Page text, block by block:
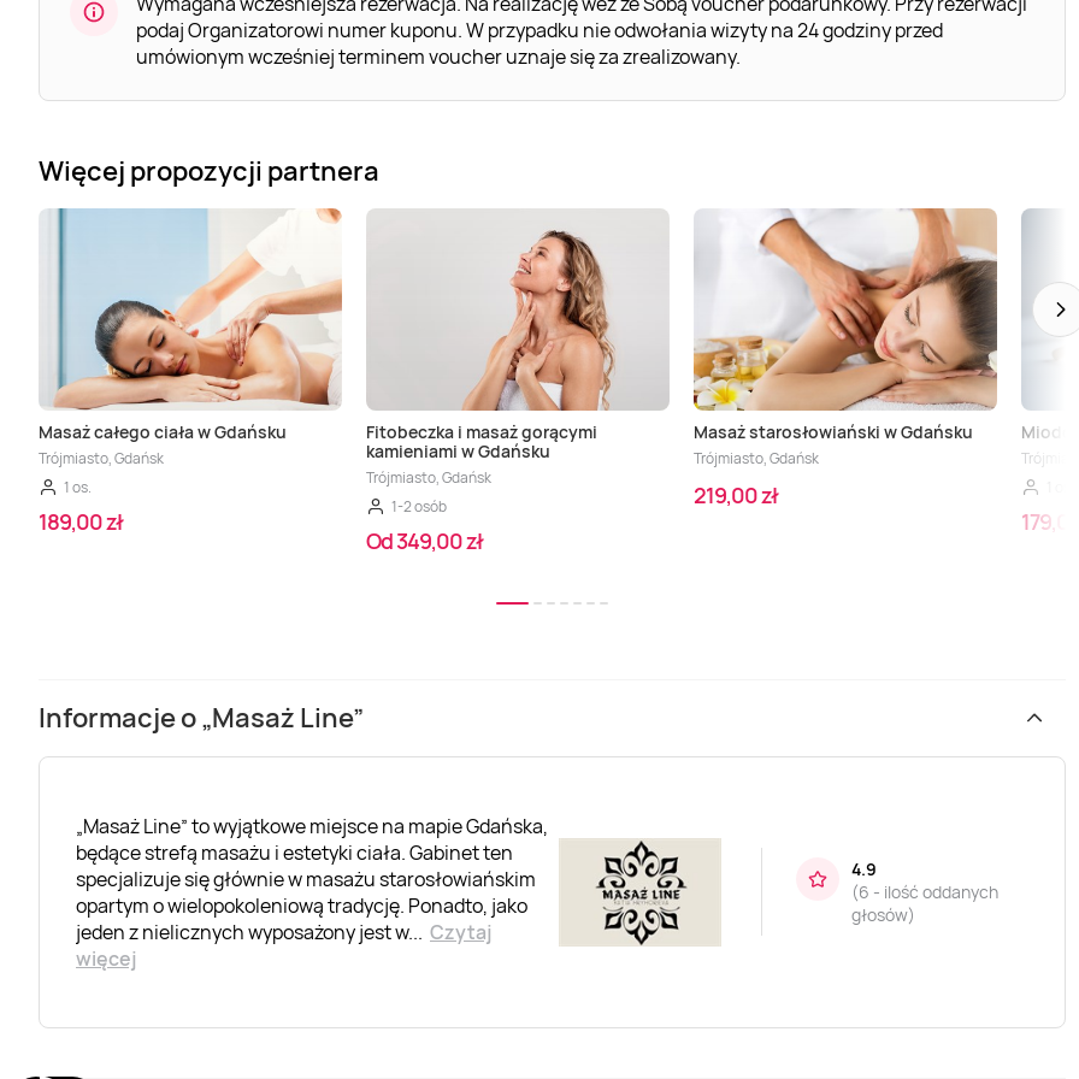
podaj Organizatorowi numer kuponu. W przypadku nie odwołania wizyty na 24 godziny przed
umówionym wcześniej terminem voucher uznaje się za zrealizowany.
Więcej propozycji partnera
Masaż całego ciała w Gdańsku
Trójmiasto, Gdańsk
1 os.
189,00 zł
Fitobeczka i masaż gorącymi
kamieniami w Gdańsku
Trójmiasto, Gdańsk
1-2 osób
Od 349,00 zł
Masaż starosłowiański w Gdańsku
Trójmiasto, Gdańsk
219,00 zł
179,00
Informacje o „Masaż Line”
„Masaż Line” to wyjątkowe miejsce na mapie Gdańska,
będące strefą masażu i estetyki ciała. Gabinet ten
specjalizuje się głównie w masażu starosłowiańskim
opartym o wielopokoleniową tradycję. Ponadto, jako
jeden z nielicznych wyposażony jest w... Czytaj
więcej
4.9
(6 - ilość oddanych
głosów)